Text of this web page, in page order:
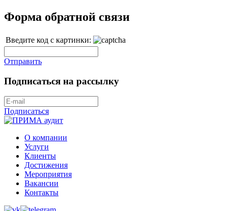
Форма обратной связи
Введите код с картинки:
Отправить
Подписаться на рассылку
Подписаться
О компании
Услуги
Клиенты
Достижения
Мероприятия
Вакансии
Контакты